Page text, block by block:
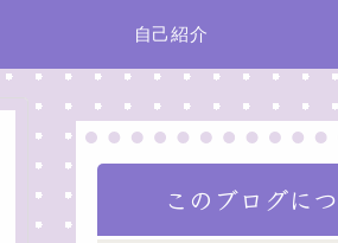
自己紹介
このブログに